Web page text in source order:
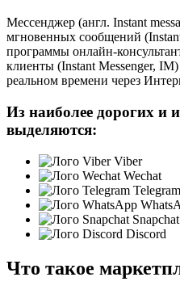
Мессенджер (англ. Instant
мгновенных сообщений
программы онлайн-
клиенты (Instant Messenger,
реальном времени через
Из наиболее дорогих и
выделяются:
Viber
Wechat
Telegram
Snapchat
Discord
Что такое